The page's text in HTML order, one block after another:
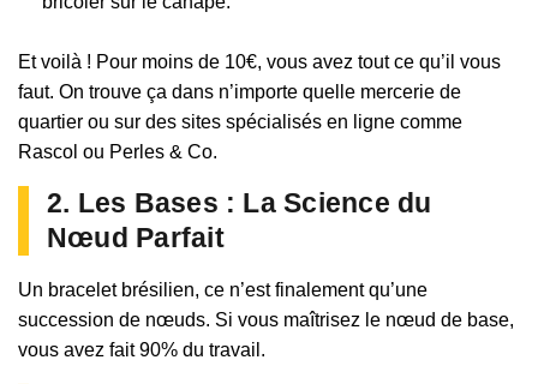
Et voilà ! Pour moins de 10€, vous avez tout ce qu’il vous
faut. On trouve ça dans n’importe quelle mercerie de
quartier ou sur des sites spécialisés en ligne comme
Rascol ou Perles & Co.
2. Les Bases : La Science du
Nœud Parfait
Un bracelet brésilien, ce n’est finalement qu’une
succession de nœuds. Si vous maîtrisez le nœud de base,
vous avez fait 90% du travail.